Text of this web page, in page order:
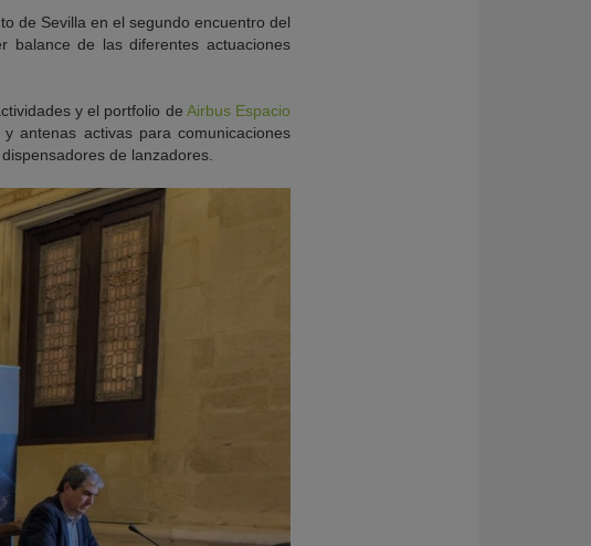
de Sevilla en el segundo encuentro del
balance de las diferentes actuaciones
y el portfolio de Airbus Espacio
antenas activas para comunicaciones
de lanzadores.